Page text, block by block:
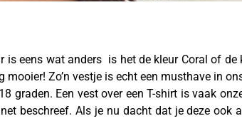
is eens wat anders is het de kleur Coral of de
Zo’n vestje is echt een musthave in
graden. Een vest over een T-shirt is vaak
beschreef. Als je nu dacht dat je deze ook